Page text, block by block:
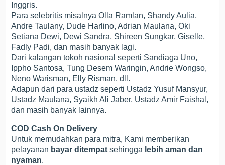
Inggris.
Para selebritis misalnya Olla Ramlan, Shandy Aulia,
Andre Taulany, Dude Harlino, Adrian Maulana, Oki
Setiana Dewi, Dewi Sandra, Shireen Sungkar, Giselle,
Fadly Padi, dan masih banyak lagi.
Dari kalangan tokoh nasional seperti Sandiaga Uno,
Ippho Santosa, Tung Desem Waringin, Andrie Wongso,
Neno Warisman, Elly Risman, dll.
Adapun dari para ustadz seperti Ustadz Yusuf Mansyur,
Ustadz Maulana, Syaikh Ali Jaber, Ustadz Amir Faishal,
dan masih banyak lainnya.
COD Cash On Delivery
Untuk memudahkan para mitra, Kami memberikan
pelayanan bayar ditempat sehingga lebih aman dan
nyaman.